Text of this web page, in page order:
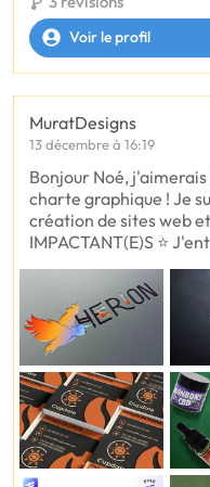
Voir le profil
MuratDesigns
13 décembre à 16:19
Bonjour Noé,
charte graphique ! Je
création de sites web
IMPACTANT(E)S ⭐